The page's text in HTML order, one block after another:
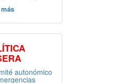
autonómico